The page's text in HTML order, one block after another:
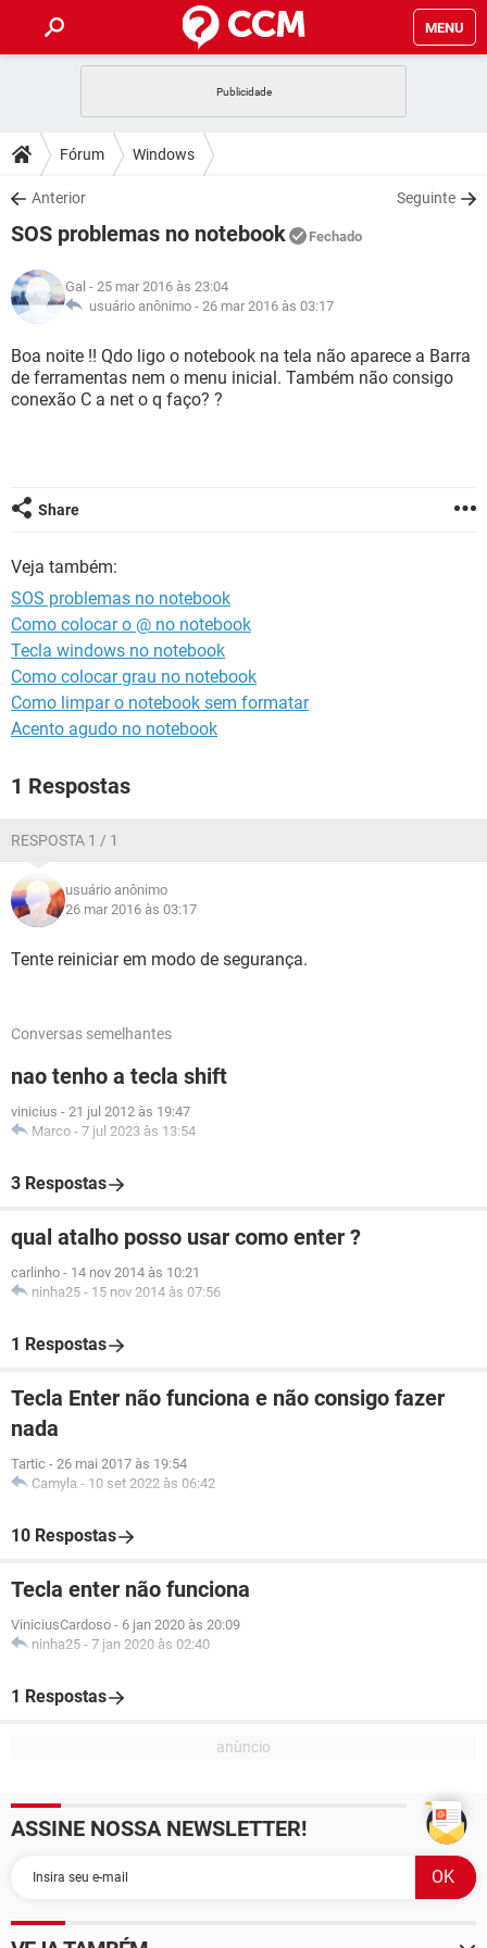
MENU
CELULAR
OUTLOOK
INSTAGRAM GMAIL
GUIA DE COMPRAS
DICAS
JOGOS
INSTAGRAM
GUIA DE COMPRAS
DOWNLOADS
JOGOS WHATSAPP
CELULAR
OUTLOOK EXCEL
INSTAGRAM GMAIL
GUIA DE COMPRAS
FÓRUM
JOGOS
CELULAR
OUTLOOK EXCEL
INSTAGRAM
GLOSSÁRIO
WHATSAPP
CELULAR FACEBOOK
GUIA DE COMPRAS
Fórum Windows
Anterior Seguinte
SOS problemas no notebook Fechado
Gal - 25 mar 2016 às 23:04
usuário anônimo - 26 mar 2016 às 03:17
Boa noite !! Qdo ligo o notebook na tela não aparece a Barra
de ferramentas nem o menu inicial. Também não consigo
conexão C a net o q faço? ?
Share
Veja também:
SOS problemas no notebook
Como colocar o @ no notebook
Tecla windows no notebook
Como colocar grau no notebook
Como limpar o notebook sem formatar
Acento agudo no notebook
1 Respostas
RESPOSTA 1 / 1
usuário anônimo
26 mar 2016 às 03:17
Tente reiniciar em modo de segurança.
Conversas semelhantes
nao tenho a tecla shift
vinicius - 21 jul 2012 às 19:47
Marco - 7 jul 2023 às 13:54
3 Respostas
qual atalho posso usar como enter ?
carlinho - 14 nov 2014 às 10:21
ninha25 - 15 nov 2014 às 07:56
1 Respostas
Tecla Enter não funciona e não consigo fazer
nada
Tartic - 26 mai 2017 às 19:54
Camyla - 10 set 2022 às 06:42
10 Respostas
Tecla enter não funciona
ViniciusCardoso - 6 jan 2020 às 20:09
ninha25 - 7 jan 2020 às 02:40
1 Respostas
ASSINE NOSSA NEWSLETTER!